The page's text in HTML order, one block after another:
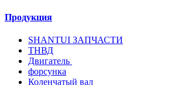
Продукция
SHANTUI ЗАПЧАСТИ
ТНВД
Двигатель
форсунка
Коленчатый вал